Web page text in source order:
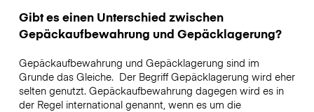
Gibt es einen Unterschied zwischen
Gepäckaufbewahrung und Gepäcklagerung?
Gepäckaufbewahrung und Gepäcklagerung sind im
Grunde das Gleiche. Der Begriff Gepäcklagerung wird eher
selten genutzt. Gepäckaufbewahrung dagegen wird es in
der Regel international genannt, wenn es um die